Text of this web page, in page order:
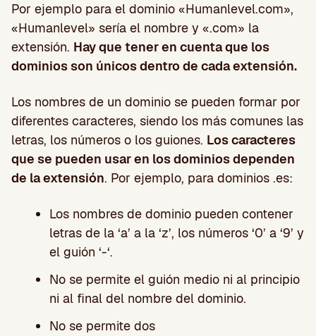
Por ejemplo para el dominio «Humanlevel.com»,
«Humanlevel» sería el nombre y «.com» la
extensión. Hay que tener en cuenta que los
dominios son únicos dentro de cada extensión.
Los nombres de un dominio se pueden formar por
diferentes caracteres, siendo los más comunes las
letras, los números o los guiones. Los caracteres
que se pueden usar en los dominios dependen
de la extensión. Por ejemplo, para dominios .es:
Los nombres de dominio pueden contener
letras de la ‘a’ a la ‘z’, los números ‘0’ a ‘9’ y
el guión ‘-‘.
No se permite el guión medio ni al principio
ni al final del nombre del dominio.
No se permite dos